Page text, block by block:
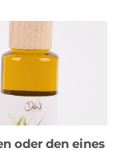
oder den eines